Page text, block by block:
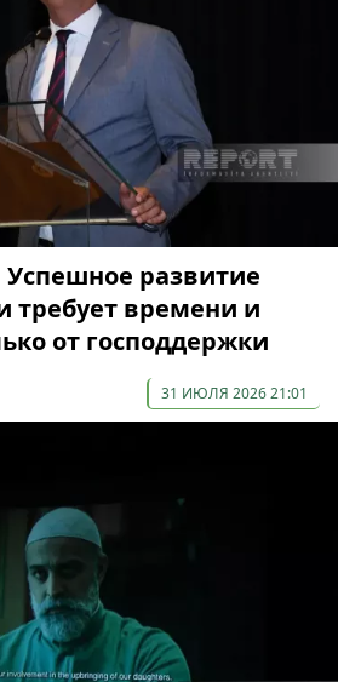
развитие
требует времени и
от господдержки
31 ИЮЛЯ 2026 21:01